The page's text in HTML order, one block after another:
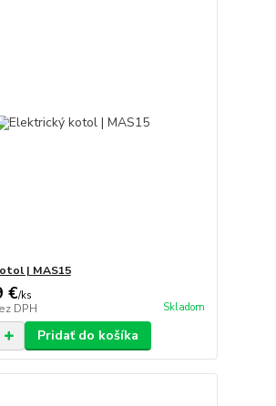
| MAS15
€/ks
DPH Skladom
Pridať do košíka